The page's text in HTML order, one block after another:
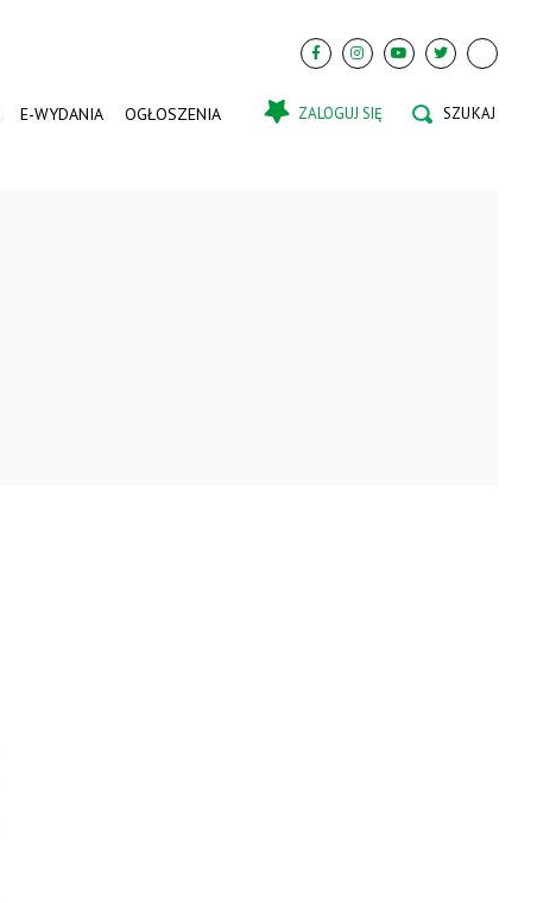
E-WYDANIA OGŁOSZENIA ZALOGUJ SIĘ